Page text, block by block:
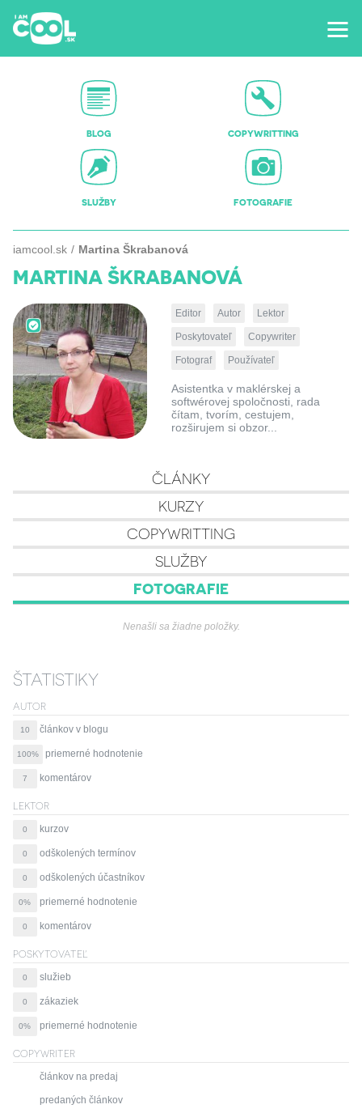
BLOG COPYWRITTING
SLUŽBY FOTOGRAFIE
iamcool.sk Martina Škrabanová
MARTINA ŠKRABANOVÁ
Editor Autor Lektor
Poskytovateľ Copywriter
Fotograf Používateľ
Asistentka v maklérskej a
softwérovej spoločnosti, rada
čítam, tvorím, cestujem,
rozširujem si obzor...
ČLÁNKY
KURZY
COPYWRITTING
SLUŽBY
FOTOGRAFIE
Nenašli sa žiadne položky.
ŠTATISTIKY
AUTOR
10 článkov v blogu
100% priemerné hodnotenie
7 komentárov
LEKTOR
0 kurzov
0 odškolených termínov
0 odškolených účastníkov
0% priemerné hodnotenie
0 komentárov
POSKYTOVATEĽ
0 služieb
0 zákaziek
0% priemerné hodnotenie
COPYWRITER
článkov na predaj
predaných článkov